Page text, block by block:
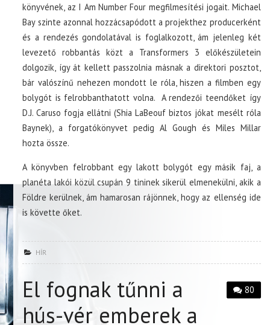
könyvének, az I Am Number Four megfilmesítési jogait. Michael
Bay szinte azonnal hozzácsapódott a projekthez producerként
és a rendezés gondolatával is foglalkozott, ám jelenleg két
levezető robbantás közt a Transformers 3 előkészületein
dolgozik, így át kellett passzolnia másnak a direktori posztot,
bár valószínű nehezen mondott le róla, hiszen a filmben egy
bolygót is felrobbanthatott volna. A rendezői teendőket így
D.J. Caruso fogja ellátni (Shia LaBeouf biztos jókat mesélt róla
Baynek), a forgatókönyvet pedig Al Gough és Miles Millar
hozta össze.
A könyvben felrobbant egy lakott bolygót egy másik faj, a
planéta lakói közül csupán 9 tininek sikerül elmenekülni, akik a
Földre kerülnek, ám hamarosan rájönnek, hogy az ellenség ide
is követte őket.
HÍR
80
El fognak tűnni a
hús-vér emberek a